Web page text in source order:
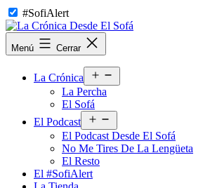
Saltar
al
contenido
#SofiAlert
La
Crónica
Menú Cerrar
La Crónica
el
La Percha
El Sofá
El Podcast
el
menú
El Podcast Desde El Sofá
No Me Tires De La Lengüeta
El Resto
El #SofiAlert